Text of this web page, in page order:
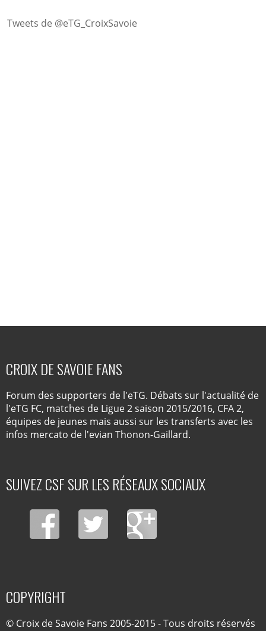
Tweets de @eTG_CroixSavoie
CROIX DE SAVOIE FANS
Forum des supporters de l'eTG. Débats sur l'actualité de
l'eTG FC, matches de Ligue 2 saison 2015/2016, CFA 2,
équipes de jeunes mais aussi sur les transferts avec les
infos mercato de l'evian Thonon-Gaillard.
SUIVEZ CSF SUR LES RÉSEAUX SOCIAUX
COPYRIGHT
© Croix de Savoie Fans 2005-2015 - Tous droits réservés